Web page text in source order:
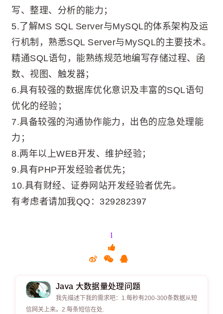
写、整理、分析的能力；
5.了解MS SQL Server与MySQL的体系架构及运
行机制，熟悉SQL Server与MySQL的主要技术。
精通SQL语句，能熟练规范地编写存储过程、函
数、视图、触发器；
6.具有较强的数据库优化意识及丰富的SQL语句
优化的经验；
7.具备较强的沟通协作能力，出色的应急处理能
力；
8.两年以上WEB开发、维护经验；
9.具有PHP开发经验者优先；
10.具有财经、证券网站开发经验者优先。
有考虑者请加我QQ：329282397
1
Java 大数据量处理问题
我先描述下我的需求吧：1.每秒有200-300条数据从短
信网关上来。2.每条短信在处.